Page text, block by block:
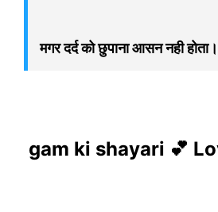
मगर दर्द को छुपाना आसन नही
gam ki shayari 💕